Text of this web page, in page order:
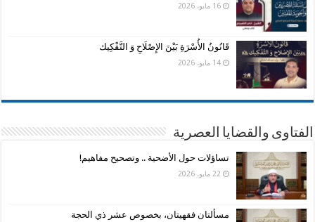
16 مايو، 2026
قَانُونُ الأُسْرَةِ بَيْنَ الإِصْلَاحِ وَ التَّفْكِيك
14 مايو، 2026
الفتاوى والقضايا العصرية
تساؤلات حول الأضحية .. وتصحيح مفاهيم!
22 مايو، 2026
مسألتان فقهيتان، بخصوص عشر ذي الحجة